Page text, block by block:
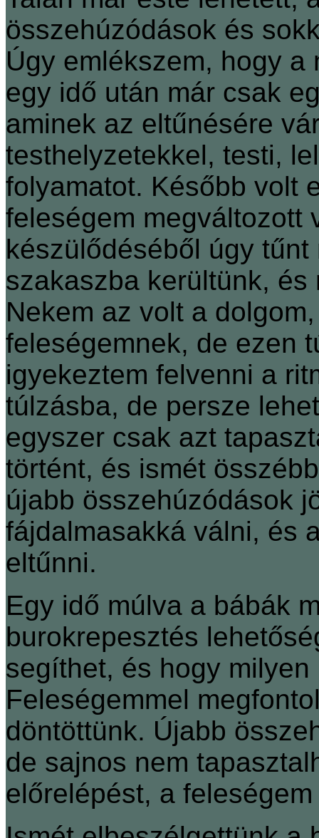
összehúzódások és
Úgy emlékszem, hogy
egy idő után már csak
aminek az eltűnésére
testhelyzetekkel, testi,
folyamatot. Később volt
feleségem megváltozott
készülődéséből úgy
szakaszba kerültünk,
Nekem az volt a
feleségemnek, de ezen
igyekeztem felvenni a
túlzásba, de persze
egyszer csak azt
történt, és ismét
újabb összehúzódások
fájdalmasakká válni, és
eltűnni.
Egy idő múlva a bábák
burokrepesztés
segíthet, és hogy
Feleségemmel
döntöttünk. Újabb
de sajnos nem
előrelépést, a